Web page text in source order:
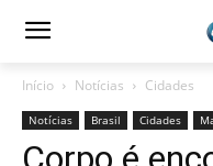
Início Notícias Cidades
Notícias Brasil Cidades